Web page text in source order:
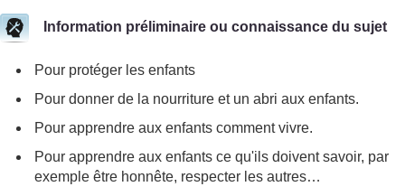
Information préliminaire ou connaissance du sujet
Pour protéger les enfants
Pour donner de la nourriture et un abri aux enfants.
Pour apprendre aux enfants comment vivre.
Pour apprendre aux enfants ce qu'ils doivent savoir, par
exemple être honnête, respecter les autres…